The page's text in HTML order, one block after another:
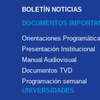
BOLETÍN NOTICIAS
DOCUMENTOS
Orientaciones
Presentación Institucional
Manual Audiovisual
Documentos TVD
Programación semanal
UNIVERSIDADES